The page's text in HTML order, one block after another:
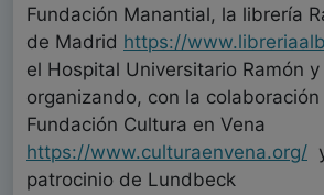
Fundación Manantial, la librería
de Madrid https://
el Hospital Universitario Ramón
organizando, con la colaboración
Fundación Cultura en Vena
https://www.culturaenvena.org/
patrocinio de Lundbeck